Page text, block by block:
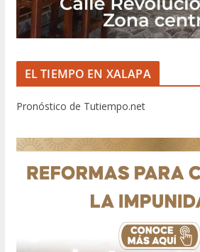
EL TIEMPO EN XALAPA
Pronóstico de Tutiempo.net